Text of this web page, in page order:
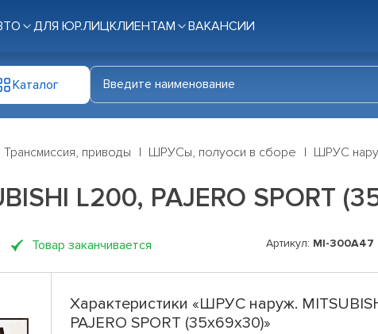
ДЛЯ ЮР.ЛИЦКЛИЕНТАМ ВАКАНСИИ
Каталог
Трансмиссия, приводы ШРУСы, полуоси в сборе ШРУС
L200, PAJERO SPORT
Товар заканчивается Артикул: MI-300A47
Характеристики «ШРУС наруж.
PAJERO SPORT (35х69х30)»